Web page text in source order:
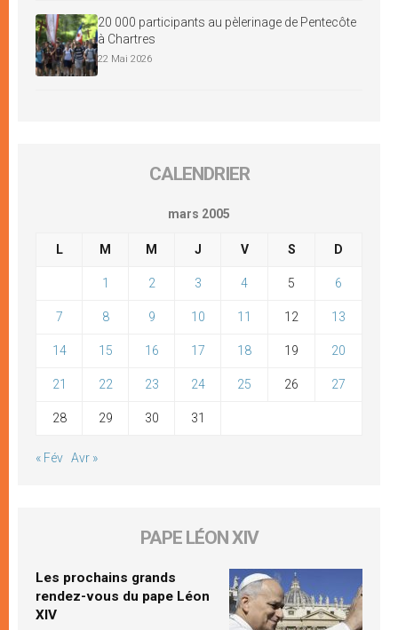
20 000 participants au pèlerinage de Pentecôte
à Chartres
22 Mai 2026
CALENDRIER
mars 2005
L M M J V S D
1 2 3 4 5 6
7 8 9 10 11 12 13
14 15 16 17 18 19 20
21 22 23 24 25 26 27
28 29 30 31
« Fév Avr »
PAPE LÉON XIV
Les prochains grands
rendez-vous du pape Léon
XIV